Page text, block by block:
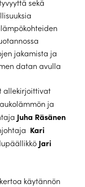
sekä
jakamista ja
datan avulla
allekirjoittivat
ja
Juha Räsänen
Kari
Jari
käytännön